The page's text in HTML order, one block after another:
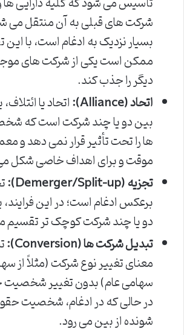
شرکت های قبلی به آن منتقل می
بسیار نزدیک به ادغام است، با این
ممکن است یکی از شرکت های
دیگر را جذب کند.
اتحاد (Alliance):
اتحاد یا
بین دو یا چند شرکت است که
ها را تحت تأثیر قرار نمی دهد و
موقت و برای اهداف خاصی شکل
تجزیه (Demerger/Split-up):
برعکس ادغام است؛ در این
دو یا چند شرکت کوچک تر تقسیم
تبدیل شرکت ها (Conversion):
معنای تغییر نوع شرکت (مثلاً از
سهامی عام) بدون تغییر
در حالی که در ادغام، شخصیت
شونده از بین می رود.